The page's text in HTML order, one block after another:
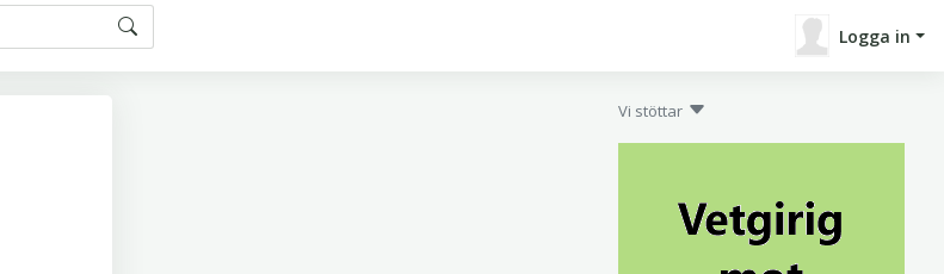
Logga in
Vi stöttar